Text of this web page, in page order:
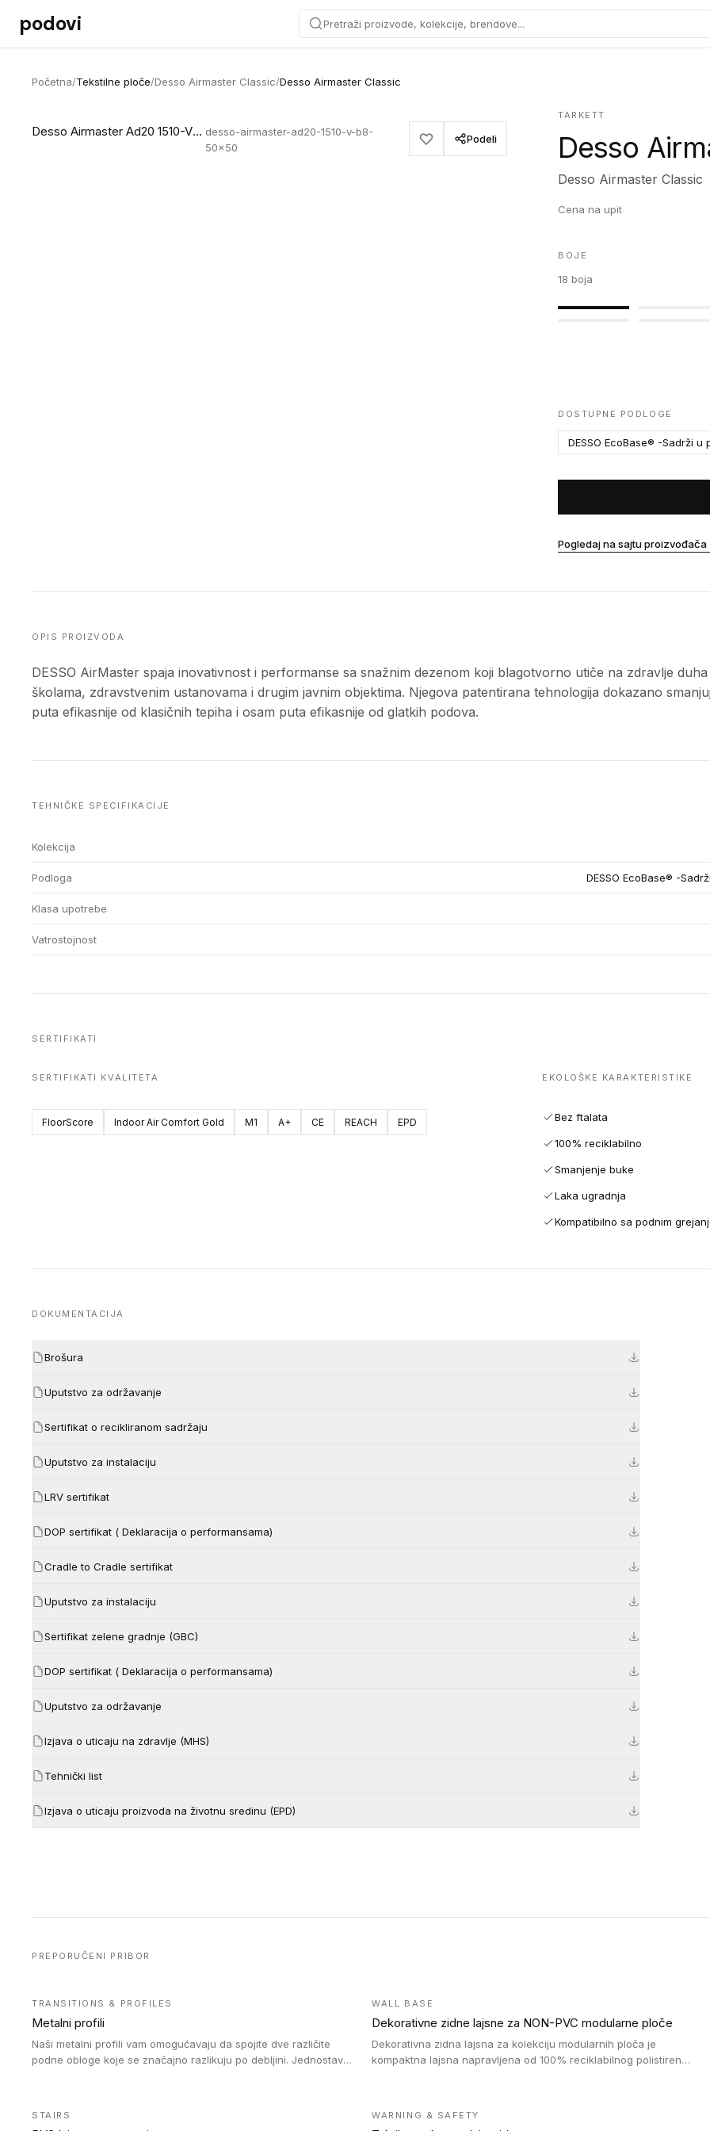
Preskoči na sadržaj
podovi Pretraži proizvode, kolekcije, brendove...
Početna/Tekstilne ploče/Desso Airmaster Classic/Desso Airmaster Classic
Desso Airmaster Ad20 1510-V B8 desso-airmaster-ad20-1510-v-b8-
50x50
Podeli
TARKETT
Desso
Desso Airmaster Classic
Cena na upit
BOJE
18 boja
DOSTUPNE PODLOGE
DESSO EcoBase® -Sadrži
Pogledaj na sajtu proizvođača
OPIS PROIZVODA
DESSO AirMaster spaja inovativnost i performanse sa snažnim dezenom koji blagotvorno utiče na zdravlje
školama, zdravstvenim ustanovama i drugim javnim objektima. Njegova patentirana tehnologija dokazano
puta efikasnije od klasičnih tepiha i osam puta efikasnije od glatkih podova.
TEHNIČKE SPECIFIKACIJE
Kolekcija
Podloga DESSO EcoBase® -
Klasa upotrebe
Vatrostojnost
SERTIFIKATI
SERTIFIKATI KVALITETA
FloorScore Indoor Air Comfort Gold M1 A+ CE REACH EPD
EKOLOŠKE KARAKTERISTIKE
Bez ftalata
100% reciklabilno
Smanjenje buke
Laka ugradnja
Kompatibilno sa podnim
DOKUMENTACIJA
Brošura
Uputstvo za održavanje
Sertifikat o recikliranom sadržaju
Uputstvo za instalaciju
LRV sertifikat
DOP sertifikat ( Deklaracija o performansama)
Cradle to Cradle sertifikat
Uputstvo za instalaciju
Sertifikat zelene gradnje (GBC)
DOP sertifikat ( Deklaracija o performansama)
Uputstvo za održavanje
Izjava o uticaju na zdravlje (MHS)
Tehnički list
Izjava o uticaju proizvoda na životnu sredinu (EPD)
PREPORUČENI PRIBOR
TRANSITIONS & PROFILES
Metalni profili
Naši metalni profili vam omogućavaju da spojite dve različite
podne obloge koje se značajno razlikuju po debljini. Jednostavni
WALL BASE
Dekorativne zidne lajsne za NON-PVC modularne ploče
Dekorativna zidna lajsna za kolekciju modularnih ploča je
kompaktna lajsna napravljena od 100% reciklabilnog polistirena,
STAIRS WARNING & SAFETY